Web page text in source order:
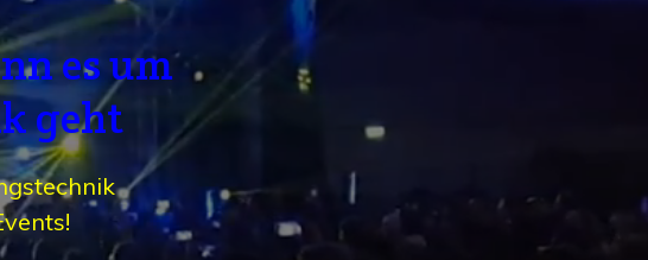
es um
geht